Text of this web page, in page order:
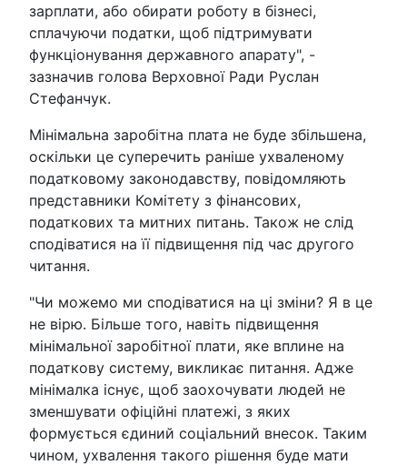
зарплати, або обирати роботу в бізнесі,
сплачуючи податки, щоб підтримувати
функціонування державного апарату", -
зазначив голова Верховної Ради Руслан
Стефанчук.
Мінімальна заробітна плата не буде збільшена,
оскільки це суперечить раніше ухваленому
податковому законодавству, повідомляють
представники Комітету з фінансових,
податкових та митних питань. Також не слід
сподіватися на її підвищення під час другого
читання.
"Чи можемо ми сподіватися на ці зміни? Я в це
не вірю. Більше того, навіть підвищення
мінімальної заробітної плати, яке вплине на
податкову систему, викликає питання. Адже
мінімалка існує, щоб заохочувати людей не
зменшувати офіційні платежі, з яких
формується єдиний соціальний внесок. Таким
чином, ухвалення такого рішення буде мати